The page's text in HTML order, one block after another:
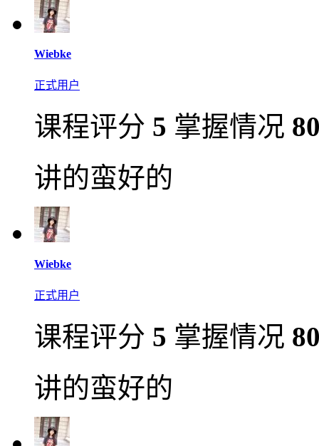
Wiebke
正式用户
课程评分 5 掌握情况
讲的蛮好的
Wiebke
正式用户
课程评分 5 掌握情况
讲的蛮好的